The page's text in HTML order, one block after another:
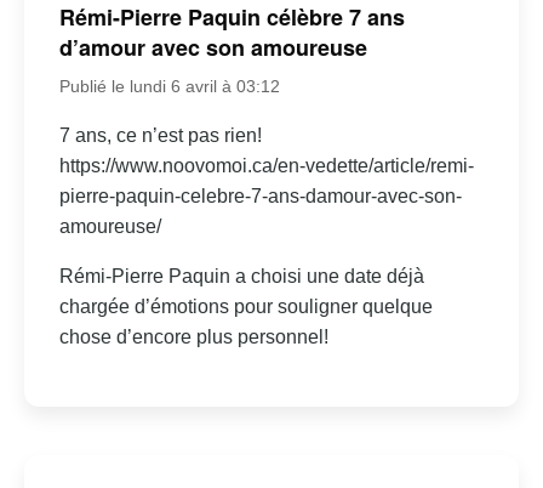
Rémi-Pierre Paquin célèbre 7 ans
d’amour avec son amoureuse
Publié le lundi 6 avril à 03:12
7 ans, ce n’est pas rien!
https://www.noovomoi.ca/en-vedette/article/remi-
pierre-paquin-celebre-7-ans-damour-avec-son-
amoureuse/
Rémi-Pierre Paquin a choisi une date déjà
chargée d’émotions pour souligner quelque
chose d’encore plus personnel!